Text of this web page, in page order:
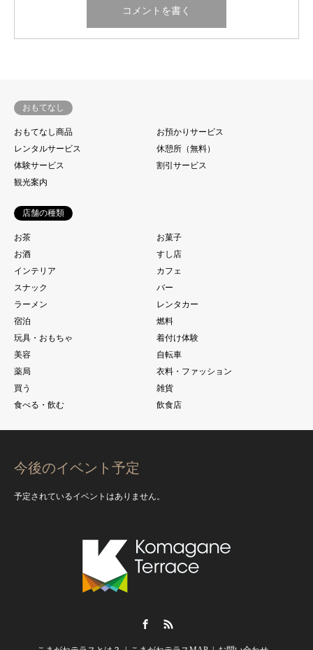
おもてなし
おもてなし商品
お預かりサービス
レンタルサービス
休憩所（無料）
体験サービス
割引サービス
観光案内
店舗の種類
お茶
お菓子
お酒
すし店
インテリア
カフェ
スナック
バー
ラーメン
レンタカー
宿泊
燃料
玩具・おもちゃ
着付け体験
美容
自転車
薬局
衣料・ファッション
買う
雑貨
食べる・飲む
飲食店
今後のイベント予定
予定されているイベントはありません。